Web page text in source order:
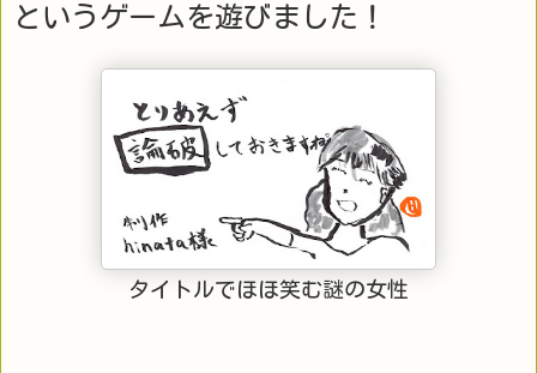
というゲームを遊びました！
タイトルでほほ笑む謎の女性